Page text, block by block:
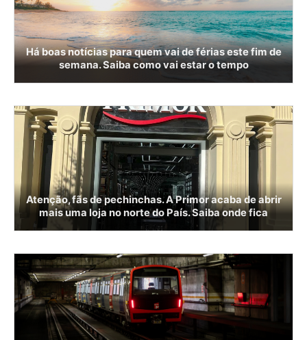
Há boas notícias para quem vai de férias este fim de
semana. Saiba como vai estar o tempo
Atenção, fãs de pechinchas. A Primor acaba de abrir
mais uma loja no norte do País. Saiba onde fica